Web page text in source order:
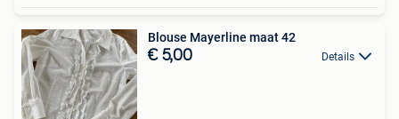
Blouse Mayerline maat 42
€ 5,00 Details